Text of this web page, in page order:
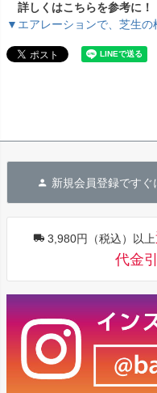
詳しくはこちらを参考に！
▼エアレーションで、芝生の
新規会員登録ですぐ
3,980円（税込）以上
代金